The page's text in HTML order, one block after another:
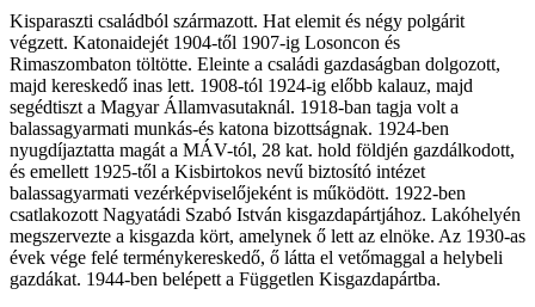
Kisparaszti családból származott. Hat elemit és négy polgárit
végzett. Katonaidejét 1904-től 1907-ig Losoncon és
Rimaszombaton töltötte. Eleinte a családi gazdaságban dolgozott,
majd kereskedő inas lett. 1908-tól 1924-ig előbb kalauz, majd
segédtiszt a Magyar Államvasutaknál. 1918-ban tagja volt a
balassagyarmati munkás-és katona bizottságnak. 1924-ben
nyugdíjaztatta magát a MÁV-tól, 28 kat. hold földjén gazdálkodott,
és emellett 1925-től a Kisbirtokos nevű biztosító intézet
balassagyarmati vezérképviselőjeként is működött. 1922-ben
csatlakozott Nagyatádi Szabó István kisgazdapártjához. Lakóhelyén
megszervezte a kisgazda kört, amelynek ő lett az elnöke. Az 1930-as
évek vége felé terménykereskedő, ő látta el vetőmaggal a helybeli
gazdákat. 1944-ben belépett a Független Kisgazdapártba.